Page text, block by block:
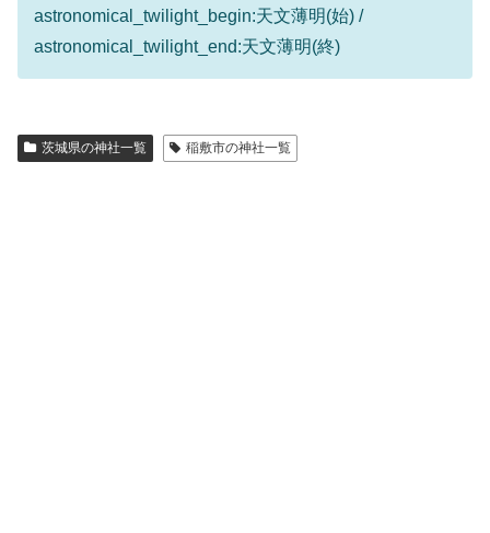
astronomical_twilight_begin:天文薄明(始) /
astronomical_twilight_end:天文薄明(終)
茨城県の神社一覧 稲敷市の神社一覧